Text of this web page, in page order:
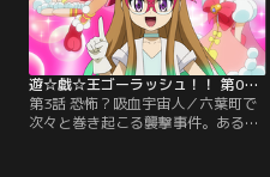
ーサークルで、ついにホンモノの宇
宙船を見つけた遊飛と遊歩。おそる
おそる宇宙船に足を…。【提供：バ
ンダイチャンネル】
遊☆戯☆王ゴーラッシュ！！ 第03話
第3話 恐怖？吸血宇宙人／六葉町で
次々と巻き起こる襲撃事件。ある者